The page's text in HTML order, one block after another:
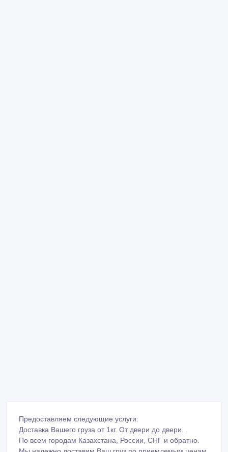
Предоставляем следующие услуги:
Доставка Вашего груза от 1кг. От двери до двери. .
По всем городам Казахстана, России, СНГ и обратно.